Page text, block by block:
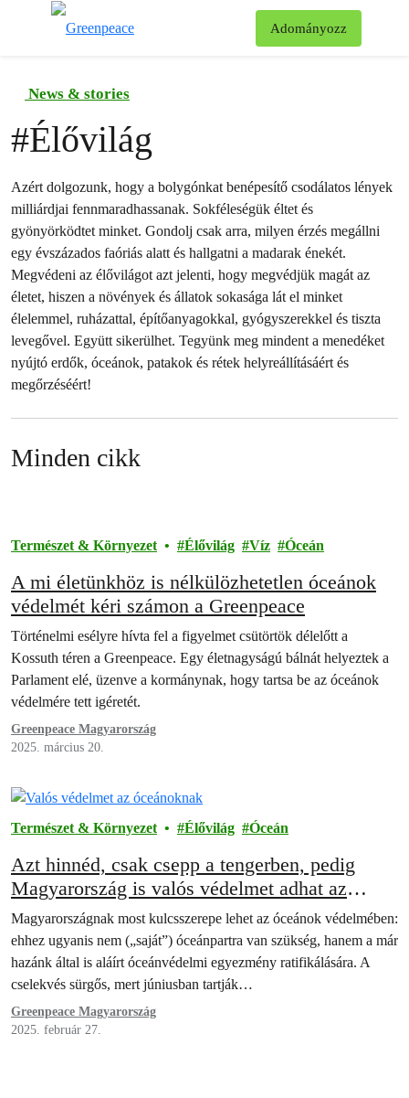
Adományozz
News & stories
#Élővilág
Azért dolgozunk, hogy a bolygónkat benépesítő csodálatos lények
milliárdjai fennmaradhassanak. Sokféleségük éltet és
gyönyörködtet minket. Gondolj csak arra, milyen érzés megállni
egy évszázados faóriás alatt és hallgatni a madarak énekét.
Megvédeni az élővilágot azt jelenti, hogy megvédjük magát az
életet, hiszen a növények és állatok sokasága lát el minket
élelemmel, ruházattal, építőanyagokkal, gyógyszerekkel és tiszta
levegővel. Együtt sikerülhet. Tegyünk meg mindent a menedéket
nyújtó erdők, óceánok, patakok és rétek helyreállításáért és
megőrzéséért!
Minden cikk
Természet & Környezet Élővilág Víz Óceán
A mi életünkhöz is nélkülözhetetlen óceánok
védelmét kéri számon a Greenpeace
Történelmi esélyre hívta fel a figyelmet csütörtök délelőtt a
Kossuth téren a Greenpeace. Egy életnagyságú bálnát helyeztek a
Parlament elé, üzenve a kormánynak, hogy tartsa be az óceánok
védelmére tett igéretét.
Greenpeace Magyarország
2025. március 20.
Természet & Környezet Élővilág Óceán
Azt hinnéd, csak csepp a tengerben, pedig
Magyarország is valós védelmet adhat az
óceánoknak
Magyarországnak most kulcsszerepe lehet az óceánok védelmében:
ehhez ugyanis nem („saját”) óceánpartra van szükség, hanem a már
hazánk által is aláírt óceánvédelmi egyezmény ratifikálására. A
cselekvés sürgős, mert júniusban tartják…
Greenpeace Magyarország
2025. február 27.